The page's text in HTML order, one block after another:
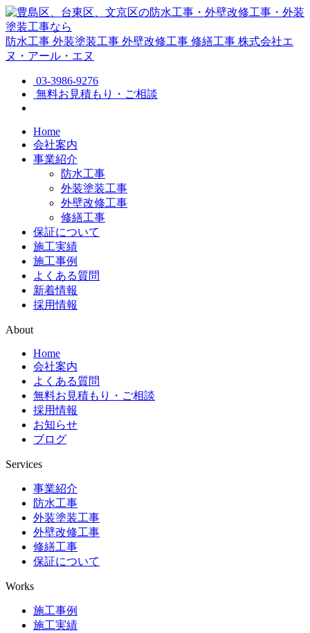
防水工事 外装塗装工事 外壁改修工事 修繕工事 株式会社エ
ヌ・アール・エヌ
03-3986-9276
無料お見積もり・ご相談
Home
会社案内
事業紹介
防水工事
外装塗装工事
外壁改修工事
修繕工事
保証について
施工実績
施工事例
よくある質問
新着情報
採用情報
About
Home
会社案内
よくある質問
無料お見積もり・ご相談
採用情報
お知らせ
ブログ
Services
事業紹介
防水工事
外装塗装工事
外壁改修工事
修繕工事
保証について
Works
施工事例
施工実績